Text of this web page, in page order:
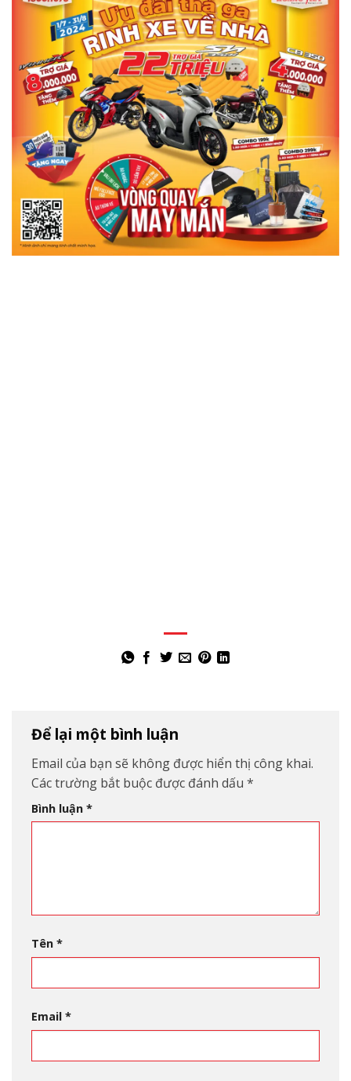
Để lại một bình luận
Email của bạn sẽ không được hiển thị công khai.
Các trường bắt buộc được đánh dấu *
Bình luận *
Tên *
Email *